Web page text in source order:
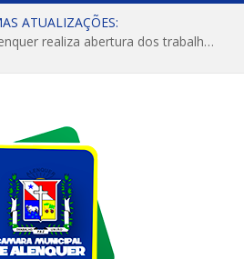
ATUALIZAÇÕES:
Câmara Municipal de Alenquer realiza abertura dos trabalhos do 4º Período Legislativo